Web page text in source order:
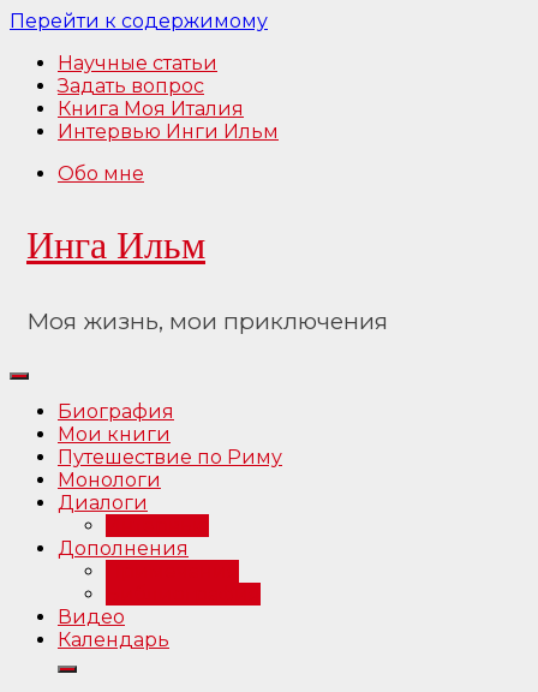
Перейти к содержимому
Научные статьи
Задать вопрос
Книга Моя Италия
Интервью Инги Ильм
Обо мне
Инга Ильм
Моя жизнь, мои приключения
Биография
Мои книги
Путешествие по Риму
Монологи
Диалоги
Дополнения
Видео
Календарь